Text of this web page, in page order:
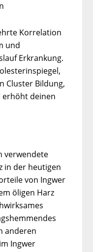
Korrelation
und
Erkrankung.
Cluster Bildung,
erhöht deinen
verwendete
in der heutigen
von Ingwer
öligen Harz
anderen
Ingwer